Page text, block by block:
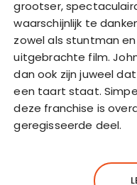
grootser,
waarschijnlijk te
zowel als stuntman
uitgebrachte film.
dan ook zijn juweel
een taart staat.
deze franchise is
geregisseerde deel.